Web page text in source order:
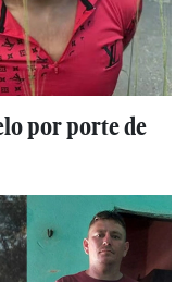
por porte de